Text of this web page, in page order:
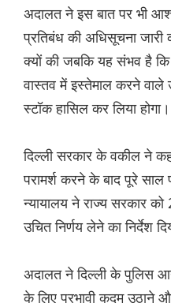
अदालत ने इस बात पर भी
प्रतिबंध की अधिसूचना
क्यों की जबकि यह संभव है कि
वास्तव में इस्तेमाल करने वाले
स्टॉक हासिल कर लिया होगा।
दिल्ली सरकार के वकील ने
परामर्श करने के बाद पूरे
न्यायालय ने राज्य सरकार
उचित निर्णय लेने का निर्देश
अदालत ने दिल्ली के पुलिस
के लिए प्रभावी कदम उठाने